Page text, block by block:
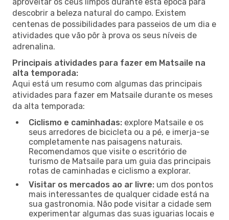
descobrir a beleza natural do campo. Existem
centenas de possibilidades para passeios de um dia e
atividades que vão pôr à prova os seus níveis de
adrenalina.
Principais atividades para fazer em Matsaile na
alta temporada:
Aqui está um resumo com algumas das principais
atividades para fazer em Matsaile durante os meses
da alta temporada:
Ciclismo e caminhadas: explore Matsaile e os
seus arredores de bicicleta ou a pé, e imerja-se
completamente nas paisagens naturais.
Recomendamos que visite o escritório de
turismo de Matsaile para um guia das principais
rotas de caminhadas e ciclismo a explorar.
Visitar os mercados ao ar livre: um dos pontos
mais interessantes de qualquer cidade está na
sua gastronomia. Não pode visitar a cidade sem
experimentar algumas das suas iguarias locais e